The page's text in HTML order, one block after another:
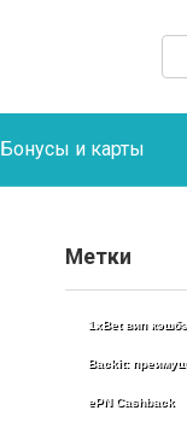
Бонусы и карты
Метки
1xBet вип
Backit:
ePN Cashback